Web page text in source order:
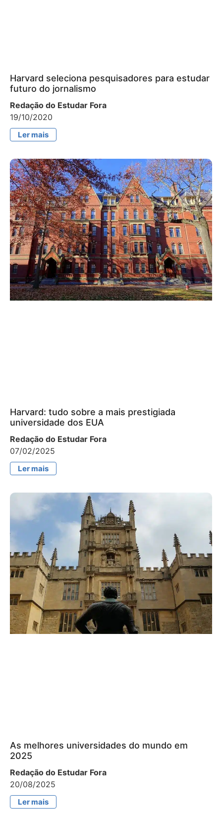
Harvard seleciona pesquisadores para estudar
futuro do jornalismo
Redação do Estudar Fora
19/10/2020
Ler mais
Harvard: tudo sobre a mais prestigiada
universidade dos EUA
Redação do Estudar Fora
07/02/2025
Ler mais
As melhores universidades do mundo em
2025
Redação do Estudar Fora
20/08/2025
Ler mais